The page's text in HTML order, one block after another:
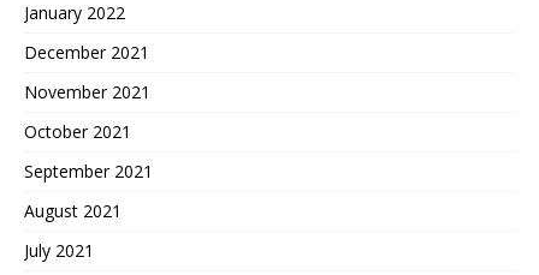
January 2022
December 2021
November 2021
October 2021
September 2021
August 2021
July 2021